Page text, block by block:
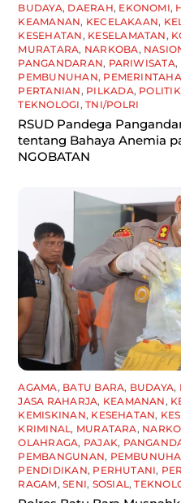
BUDAYA, DAERAH, EKONOMI,
KEAMANAN, KECELAKAAN,
KESEHATAN , KESELAMATAN ,
MURATARA, NARKOBA,
PANGANDARAN, PARIWISATA,
PEMBUNUHAN,
PERTANIAN , PILKADA, POLITIK
TEKNOLOGI ,TNI/POLRI
RSUD Pandega
tentang Bahaya Anemia
NGOBATAN
AGAMA, BATU BARA, BUDAYA,
JASA RAHARJA, KEAMANAN ,
KEMISKINAN, KESEHATAN,
KRIMINAL , MURATARA,
OLAHRAGA, PAJAK,
PEMBANGUNAN,
PENDIDIKAN, PERHUTANI,
RAGAM,SENI, SOSIAL ,